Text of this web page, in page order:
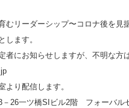
リーダーシップ〜コロナ後を見
します。
者にお知らせしますが、不明な方
より配信します。
－26一ツ橋SIビル2階 フォーバル